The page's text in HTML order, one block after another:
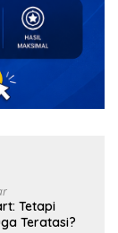
Tetapi
Teratasi?